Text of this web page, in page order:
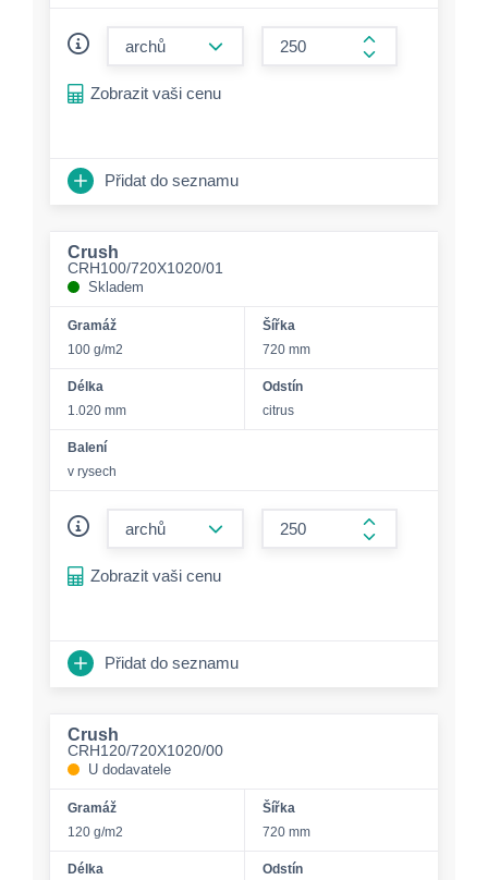
form.increase-
Zobrazit vaši cenu
Přidat do seznamu
Crush
CRH100/720X1020/01
Skladem
Gramáž
100 g/m2
Šířka
720 mm
Délka
1.020 mm
Odstín
citrus
Balení
v rysech
form.increase-
Zobrazit vaši cenu
Přidat do seznamu
Crush
CRH120/720X1020/00
U dodavatele
Gramáž
120 g/m2
Šířka
720 mm
Délka
Odstín